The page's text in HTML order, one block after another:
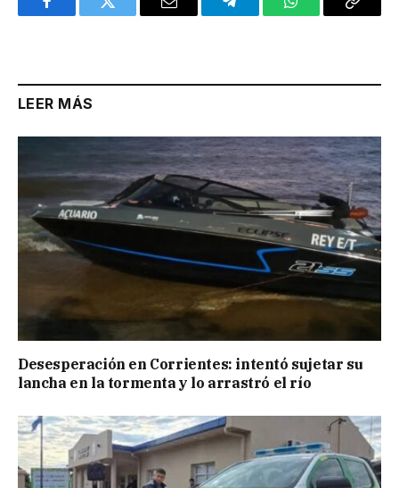
FacebookTwitter Email TelegramWhatsAppCopy
LEER MÁS
Desesperación en Corrientes: intentó sujetar su
lancha en la tormenta y lo arrastró el río